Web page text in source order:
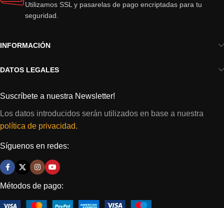
Utilizamos SSL y pasarelas de pago encriptadas para tu
seguridad.
INFORMACIÓN
DATOS LEGALES
Suscríbete a nuestra Newsletter!
Los datos introducidos serán utilizados en base a nuestra
política de privacidad.
Síguenos en redes:
Métodos de pago: